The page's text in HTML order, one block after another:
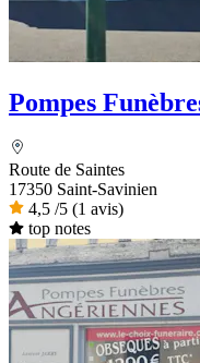
Pompes
Route de Saintes
17350 Saint-Savinien
4,5 /5 (1 avis)
top notes